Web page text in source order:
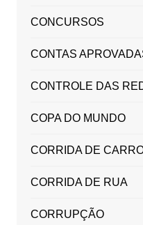
CONCURSOS
CONTAS
CONTROLE DAS
COPA DO MUNDO
CORRIDA DE
CORRIDA DE RUA
CORRUPÇÃO